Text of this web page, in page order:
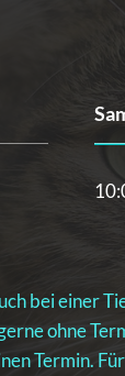
bei einer
ohne
Termin.